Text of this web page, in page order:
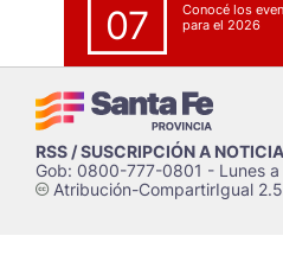
07
Conocé los
para el 2026
RSS / SUSCRIPCIÓN A
Gob: 0800-777-0801 - Lunes a
cAtribución-CompartirIgual